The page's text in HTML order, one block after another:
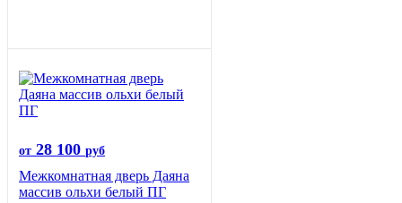
от 28 100 руб
Межкомнатная дверь Даяна
массив ольхи белый ПГ